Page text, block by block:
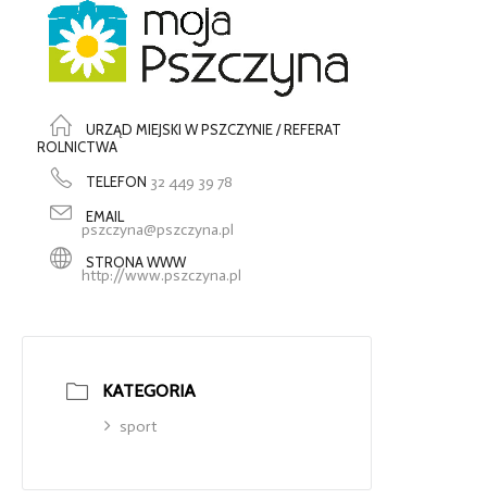
URZĄD MIEJSKI W PSZCZYNIE / REFERAT
ROLNICTWA
TELEFON 32 449 39 78
EMAIL
pszczyna@pszczyna.pl
STRONA WWW
http://www.pszczyna.pl
KATEGORIA
sport